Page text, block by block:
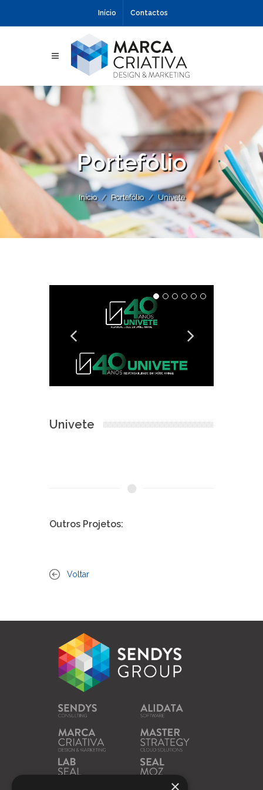
Início Contactos
Portefólio
Início Portefólio Univete
Univete
Outros Projetos:
Voltar